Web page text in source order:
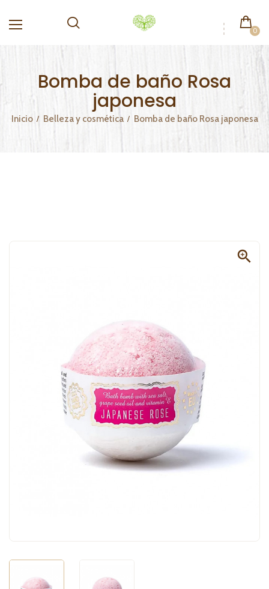
0
Bomba de baño Rosa
japonesa
Inicio Belleza y cosmética Bomba de baño Rosa japonesa
